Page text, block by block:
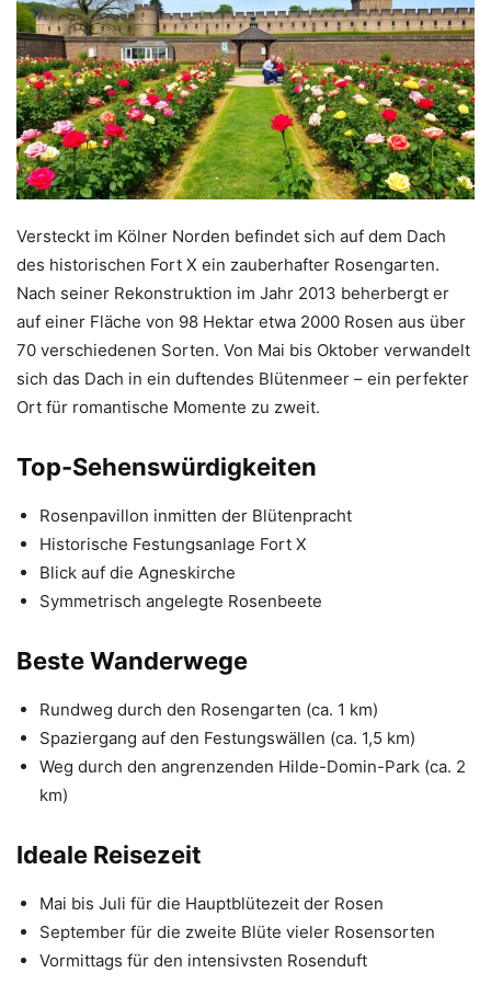
Versteckt im Kölner Norden befindet sich auf dem Dach
des historischen Fort X ein zauberhafter Rosengarten.
Nach seiner Rekonstruktion im Jahr 2013 beherbergt er
auf einer Fläche von 98 Hektar etwa 2000 Rosen aus über
70 verschiedenen Sorten. Von Mai bis Oktober verwandelt
sich das Dach in ein duftendes Blütenmeer – ein perfekter
Ort für romantische Momente zu zweit.
Top-Sehenswürdigkeiten
Rosenpavillon inmitten der Blütenpracht
Historische Festungsanlage Fort X
Blick auf die Agneskirche
Symmetrisch angelegte Rosenbeete
Beste Wanderwege
Rundweg durch den Rosengarten (ca. 1 km)
Spaziergang auf den Festungswällen (ca. 1,5 km)
Weg durch den angrenzenden Hilde-Domin-Park (ca. 2
km)
Ideale Reisezeit
Mai bis Juli für die Hauptblütezeit der Rosen
September für die zweite Blüte vieler Rosensorten
Vormittags für den intensivsten Rosenduft